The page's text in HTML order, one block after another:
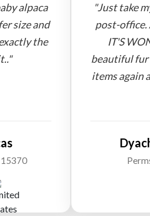
alpaca
size and
the
15370
"Just take
post-office.
IT'S
beautiful fur
items again